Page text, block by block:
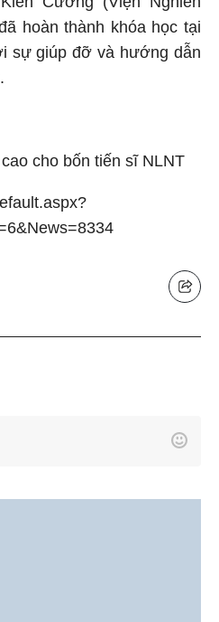
hoàn thành khóa học tại
sự giúp đỡ và hướng dẫn
cho bốn tiến sĩ NLNT